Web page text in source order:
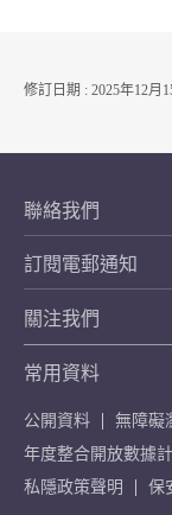
修訂日期 : 2025年12月
聯絡我們
訂閱電郵通知
關注我們
常用資料
公開資料
無障礙
年度整合開放數據
私隱政策聲明
保